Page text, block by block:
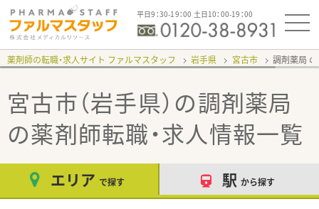
平日9：30-19：00 土日10：00-19：00
薬剤師の転職・求人サイト ファルマスタッフ 岩手県 宮古市 調剤薬局
宮古市（岩手県）の調剤薬局
の薬剤師転職・求人情報一覧
エリア で探す 駅 から探す